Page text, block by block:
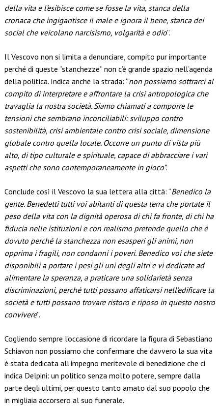
della vita e l’esibisce come se fosse la vita, stanca della
cronaca che ingigantisce il male e ignora il bene, stanca dei
social che veicolano narcisismo, volgarità e odio”.
Il Vescovo non si limita a denunciare, compito pur importante
perché di queste “stanchezze” non c’è grande spazio nell’agenda
della politica. Indica anche la strada: “non possiamo sottrarci al
compito di interpretare e affrontare la crisi antropologica che
travaglia la nostra società. Siamo chiamati a comporre le
tensioni che sembrano inconciliabili: sviluppo contro
sostenibilità, crisi ambientale contro crisi sociale, dimensione
globale contro quella locale. Occorre un punto di vista più
alto, di tipo culturale e spirituale, capace di abbracciare i vari
aspetti che sono contemporaneamente in gioco”.
Conclude così il Vescovo la sua lettera alla città: “Benedico la
gente. Benedetti tutti voi abitanti di questa terra che portate il
peso della vita con la dignità operosa di chi fa fronte, di chi ha
fiducia nelle istituzioni e con realismo pretende quello che è
dovuto perché la stanchezza non esasperi gli animi, non
opprima i fragili, non condanni i poveri. Benedico voi che siete
disponibili a portare i pesi gli uni degli altri e vi dedicate ad
alimentare la speranza, a praticare una solidarietà senza
discriminazioni, perché tutti possano affaticarsi nell’edificare la
società e tutti possano trovare ristoro e riposo in questo nostro
convivere”.
Cogliendo sempre l’occasione di ricordare la figura di Sebastiano
Schiavon non possiamo che confermare che davvero la sua vita
è stata dedicata all’impegno meritevole di benedizione che ci
indica Delpini: un politico senza molto potere, sempre dalla
parte degli ultimi, per questo tanto amato dal suo popolo che
in migliaia accorsero al suo funerale.